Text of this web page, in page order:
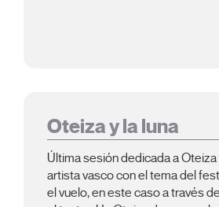
Oteiza y la luna
Última sesión dedicada a
artista vasco con el tema del
el vuelo, en este caso a través